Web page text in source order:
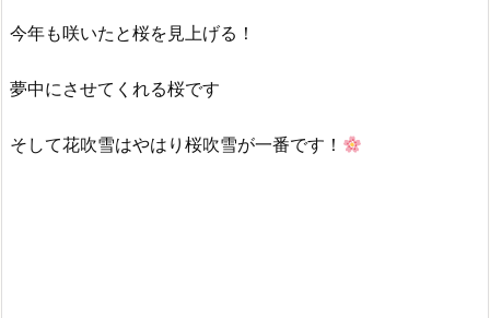
今年も咲いたと桜を見上げる！
夢中にさせてくれる桜です
そして花吹雪はやはり桜吹雪が一番です！